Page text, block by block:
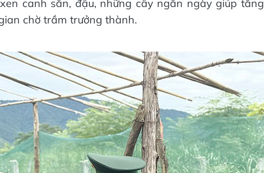
canh sắn, đậu, những cây ngắn ngày giúp tăng
chờ trầm trưởng thành.